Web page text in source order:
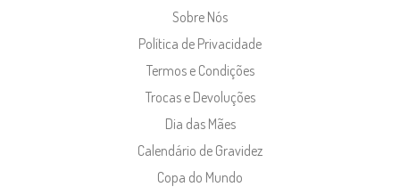
Sobre Nós
Política de Privacidade
Termos e Condições
Trocas e Devoluções
Dia das Mães
Calendário de Gravidez
Copa do Mundo